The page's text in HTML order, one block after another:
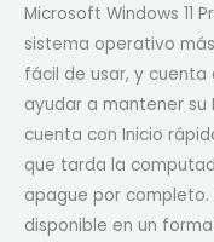
Microsoft Windows 11
sistema operativo
fácil de usar, y
ayudar a mantener su
cuenta con Inicio
que tarda la
apague por completo.
disponible en un